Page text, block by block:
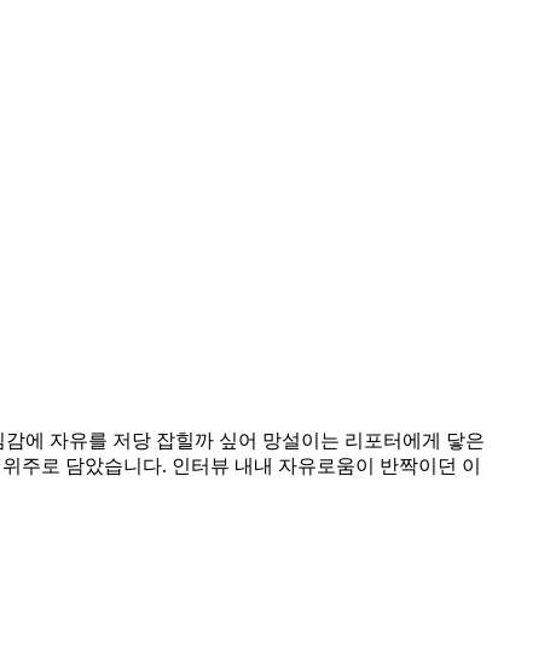
에 자유를 저당 잡힐까 싶어 망설이는 리포터에게 닿은
주로 담았습니다. 인터뷰 내내 자유로움이 반짝이던 이